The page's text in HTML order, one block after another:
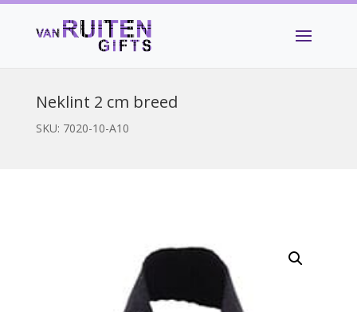
Neklint 2 cm breed
SKU: 7020-10-A10